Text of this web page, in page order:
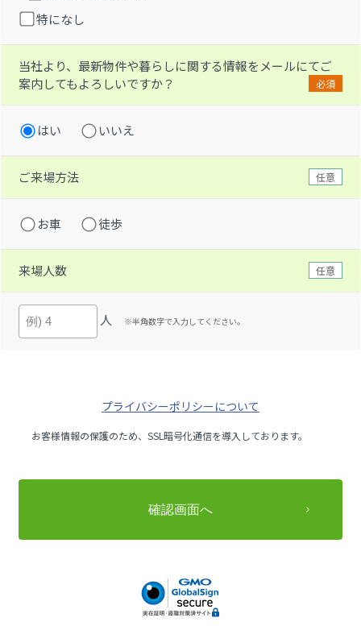
特になし
当社より、最新物件や暮らしに関する情報をメールにてご
案内してもよろしいですか？
必須
はい いいえ
ご来場方法 任意
お車 徒歩
来場人数 任意
人 ※半角数字で入力してください。
プライバシーポリシーについて
お客様情報の保護のため、SSL暗号化通信を導入しております。